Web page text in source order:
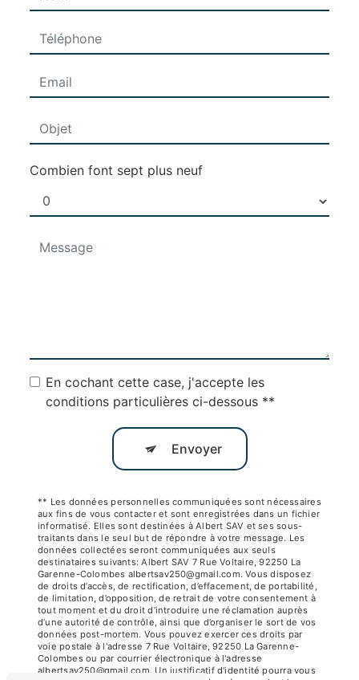
Combien font sept plus neuf
En cochant cette case, j'accepte les
conditions particulières ci-dessous **
Envoyer
** Les données personnelles communiquées sont nécessaires
aux fins de vous contacter et sont enregistrées dans un fichier
informatisé. Elles sont destinées à Albert SAV et ses sous-
traitants dans le seul but de répondre à votre message. Les
données collectées seront communiquées aux seuls
destinataires suivants: Albert SAV 7 Rue Voltaire, 92250 La
Garenne-Colombes albertsav250@gmail.com. Vous disposez
de droits d’accès, de rectification, d’effacement, de portabilité,
de limitation, d’opposition, de retrait de votre consentement à
tout moment et du droit d’introduire une réclamation auprès
d’une autorité de contrôle, ainsi que d’organiser le sort de vos
données post-mortem. Vous pouvez exercer ces droits par
voie postale à l'adresse 7 Rue Voltaire, 92250 La Garenne-
Colombes ou par courrier électronique à l'adresse
albertsav250@gmail.com. Un justificatif d'identité pourra vous